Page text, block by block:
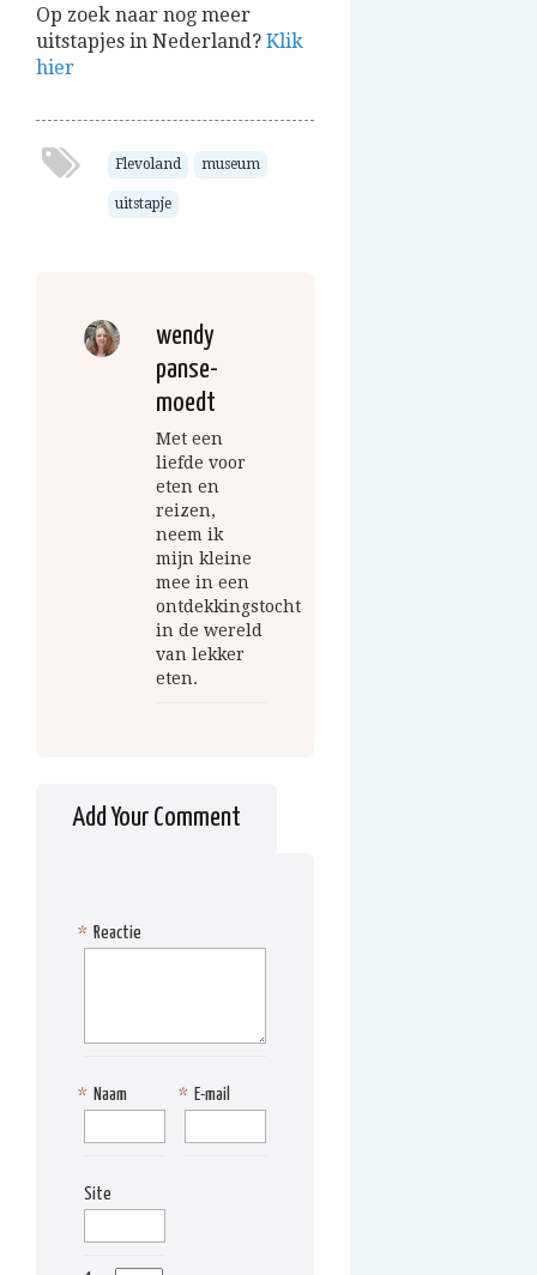
Op zoek naar nog meer
uitstapjes in Nederland? Klik
hier
Flevoland museum
uitstapje
wendy
panse-
moedt
Met een
liefde voor
eten en
reizen,
neem ik
mijn kleine
mee in een
ontdekkingstocht
in de wereld
van lekker
eten.
Add Your Comment
Reactie
*
Naam
* E-mail
*
Site